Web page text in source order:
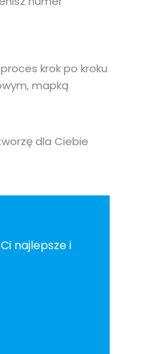
krok po kroku
mapką
dla Ciebie
najlepsze i